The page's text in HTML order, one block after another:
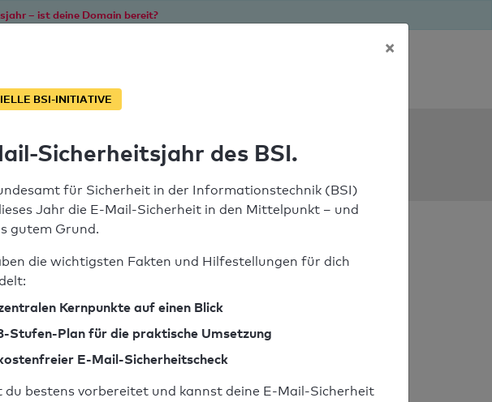
– ist deine Domain bereit?
×
BSI-INITIATIVE
Sicherheitsjahr des BSI.
für Sicherheit in der Informationstechnik (BSI)
Jahr die E-Mail-Sicherheit in den Mittelpunkt – und
gutem Grund.
die wichtigsten Fakten und Hilfestellungen für dich
Kernpunkte auf einen Blick
Stufen-Plan für die praktische Umsetzung
E-Mail-Sicherheitscheck
du bestens vorbereitet und kannst deine E-Mail-Sicherheit